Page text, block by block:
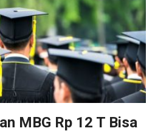
MBG Rp 12 T Bisa